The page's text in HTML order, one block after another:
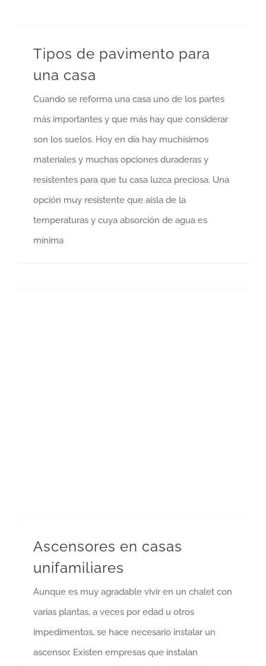
Tipos de pavimento para
una casa
Cuando se reforma una casa uno de los partes
más importantes y que más hay que considerar
son los suelos. Hoy en día hay muchísimos
materiales y muchas opciones duraderas y
resistentes para que tu casa luzca preciosa. Una
opción muy resistente que aísla de la
temperaturas y cuya absorción de agua es
mínima
Ascensores en casas
unifamiliares
Aunque es muy agradable vivir en un chalet con
varias plantas, a veces por edad u otros
impedimentos, se hace necesario instalar un
ascensor. Existen empresas que instalan